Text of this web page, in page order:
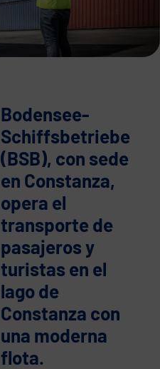
Bodensee-
Schiffsbetriebe
(BSB), con sede
en Constanza,
opera el
transporte de
pasajeros y
turistas en el
lago de
Constanza con
una moderna
flota.